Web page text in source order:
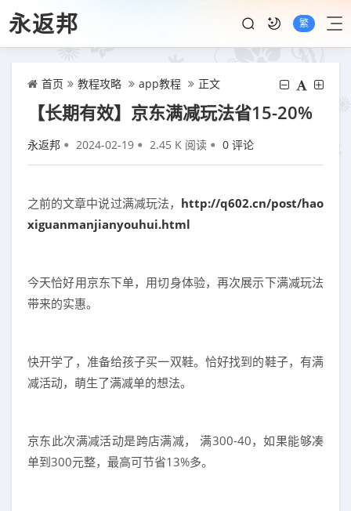
永返邦 繁
首页 教程攻略 app教程 正文
【长期有效】京东满减玩法省15-20%
永返邦 2024-02-19 2.45 K 阅读 0 评论
之前的文章中说过满减玩法， http://q602.cn/post/hao
xiguanmanjianyouhui.html
今天恰好用京东下单，用切身体验，再次展示下满减玩法
带来的实惠。
快开学了，准备给孩子买一双鞋。恰好找到的鞋子，有满
减活动，萌生了满减单的想法。
京东此次满减活动是跨店满减， 满300-40，如果能够凑
单到300元整，最高可节省13%多。